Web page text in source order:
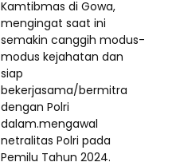
Kamtibmas di Gowa,
mengingat saat ini
semakin canggih modus-
modus kejahatan dan
siap
bekerjasama/bermitra
dengan Polri
dalam.mengawal
netralitas Polri pada
Pemilu Tahun 2024.